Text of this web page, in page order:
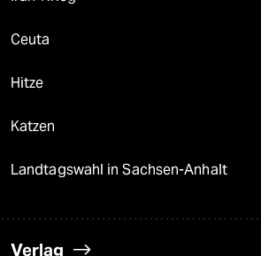
Ceuta
Hitze
Katzen
Landtagswahl in Sachsen-Anhalt
Verlag